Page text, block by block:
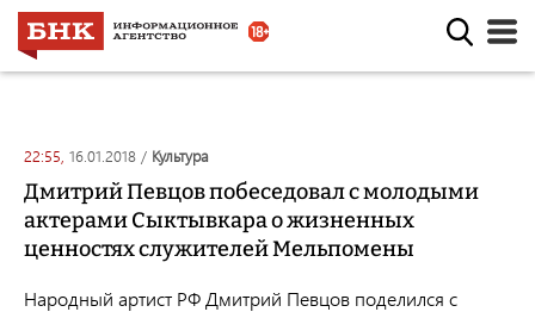
22:55, 16.01.2018 / культура
Дмитрий Певцов побеседовал с молодыми
актерами Сыктывкара о жизненных
ценностях служителей Мельпомены
Народный артист РФ Дмитрий Певцов поделился с